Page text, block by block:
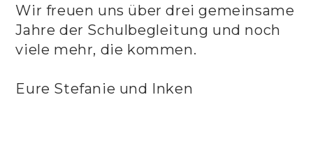
Wir freuen uns über drei gemeinsame
Jahre der Schulbegleitung und noch
viele mehr, die kommen.
Eure Stefanie und Inken